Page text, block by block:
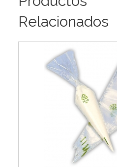
Relacionados